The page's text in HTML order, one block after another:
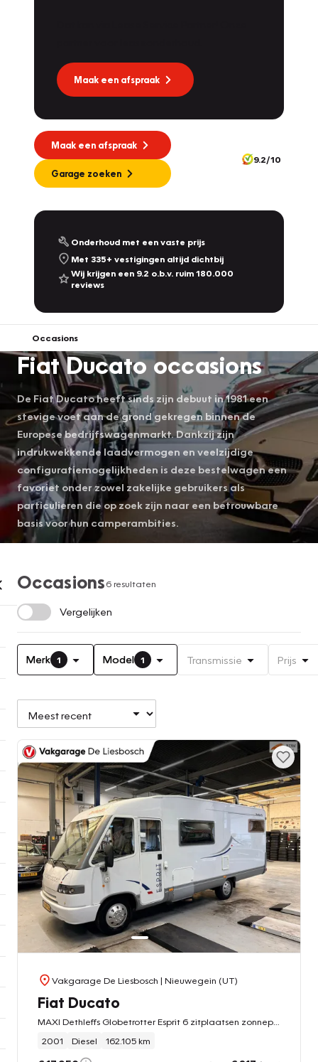
Maak een afspraak
Maak een afspraak
Garage zoeken
9.2/10
Onderhoud met een vaste prijs
Met 335+ vestigingen altijd dichtbij
Wij krijgen een 9.2 o.b.v. ruim 180.000
reviews
Occasions
Fiat Ducato occasions
De Fiat Ducato heeft sinds zijn debuut in 1981 een
stevige voet aan de grond gekregen binnen de
Europese bedrijfswagenmarkt. Dankzij zijn
indrukwekkende laadvermogen en veelzijdige
configuratiemogelijkheden is deze bestelwagen een
favoriet onder zowel zakelijke gebruikers als
particulieren die op zoek zijn naar een betrouwbare
basis voor hun camperambities.
Occasions6 resultaten
Vergelijken
Merk 1 Model 1 Transmissie Prijs
Vakgarage De Liesbosch | Nieuwegein (UT)
Fiat Ducato
2001
Diesel 162.105 km